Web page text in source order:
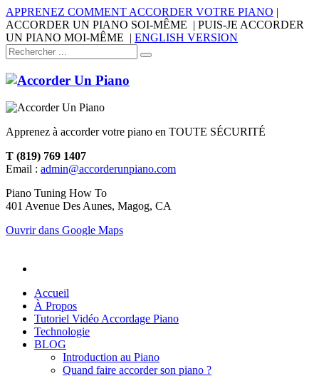
APPRENEZ COMMENT ACCORDER VOTRE PIANO |
ACCORDER UN PIANO SOI-MÊME | PUIS-JE ACCORDER
UN PIANO MOI-MÊME | ENGLISH VERSION
Apprenez à accorder votre piano en TOUTE SÉCURITÉ
T (819) 769 1407
Email : admin@accorderunpiano.com
Piano Tuning How To
401 Avenue Des Aunes, Magog, CA
Ouvrir dans Google Maps
Accueil
À Propos
Tutoriel Vidéo Accordage Piano
Technologie
BLOG
Introduction au Piano
Quand faire accorder son piano ?